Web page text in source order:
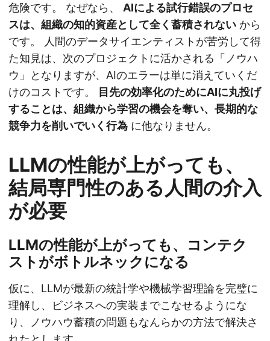
危険です。 なぜなら、 AIによる試行錯誤のプロセ
スは、組織の知的資産として全く蓄積されない から
です。 人間のデータサイエンティストが苦労して得
た知見は、次のプロジェクトに活かされる「ノウハ
ウ」となりますが、AIのエラーは単に消えていくだ
けのコストです。 目先の効率化のためにAIに丸投げ
することは、組織から学習の機会を奪い、長期的な
競争力を削いでいく行為 に他なりません。
LLMの性能が上がっても、
結局専門性のある人間の介入
が必要
LLMの性能が上がっても、コンテク
ストがボトルネックになる
仮に、LLMが最新の統計学や機械学習理論を完璧に
理解し、ビジネスへの実装までこなせるようにな
り、ノウハウ蓄積の問題もなんらかの方法で解決さ